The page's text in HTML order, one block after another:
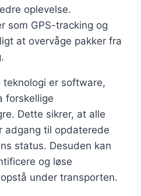
oplevelse.
som GPS-tracking og
at overvåge pakker fra
er software,
forskellige
Dette sikrer, at alle
adgang til opdaterede
status. Desuden kan
og løse
under transporten.